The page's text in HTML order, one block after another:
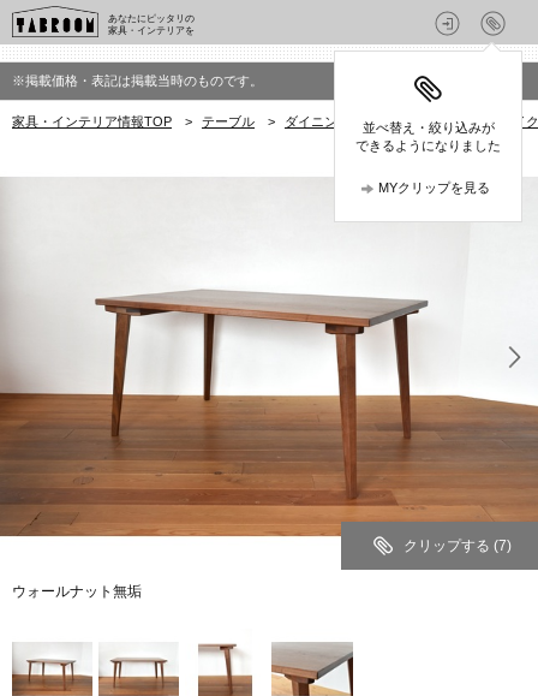
あなたにピッタリの
家具・インテリアを
並べ替え・絞り込みが
できるようになりました
MYクリップを見る
※掲載価格・表記は掲載当時のものです。
家具・インテリア情報TOP > テーブル > ダイニングテーブル ウッドユウライ
クリップする (7)
ウォールナット無垢